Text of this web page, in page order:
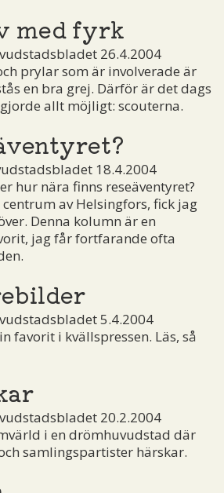
med fyrk
26.4.2004
prylar som är involverade är
en bra grej. Därför är det dags
allt möjligt: scouterna.
18.4.2004
hur nära finns reseäventyret?
av Helsingfors, fick jag
Denna kolumn är en
jag får fortfarande ofta
5.4.2004
favorit i kvällspressen. Läs, så
20.2.2004
i en drömhuvudstad där
samlingspartister härskar.